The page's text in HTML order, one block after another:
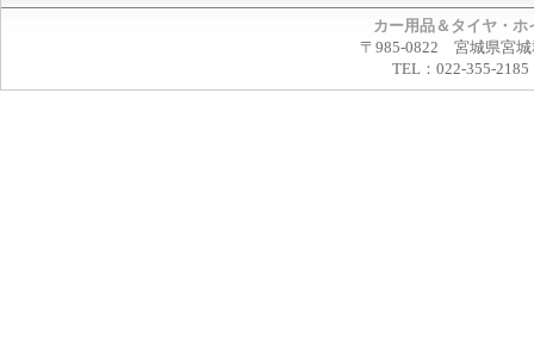
カー用品＆タイヤ・
〒985-0822 宮城県宮城
TEL：022-355-